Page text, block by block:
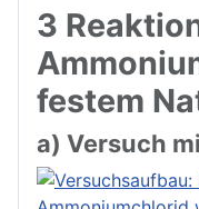
3
festem
a) Versuch